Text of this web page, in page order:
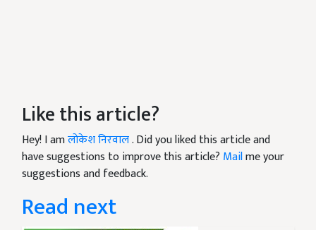
Like this article?
Hey! I amलोकेश निरवाल. Did you liked this article and
have suggestions to improve this article? Mailme your
suggestions and feedback.
Read next